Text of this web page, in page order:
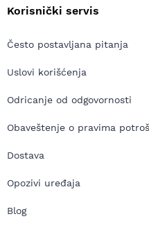
Korisnički servis
Često postavljana pitanja
Uslovi korišćenja
Odricanje od odgovornosti
Obaveštenje o pravima
Dostava
Opozivi uređaja
Blog